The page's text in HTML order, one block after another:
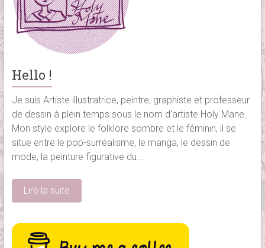
Hello !
Je suis Artiste illustratrice, peintre, graphiste et professeur
de dessin à plein temps sous le nom d’artiste Holy Mane.
Mon style explore le folklore sombre et le féminin, il se
situe entre le pop-surréalisme, le manga, le dessin de
mode, la peinture figurative du...
Lire la suite